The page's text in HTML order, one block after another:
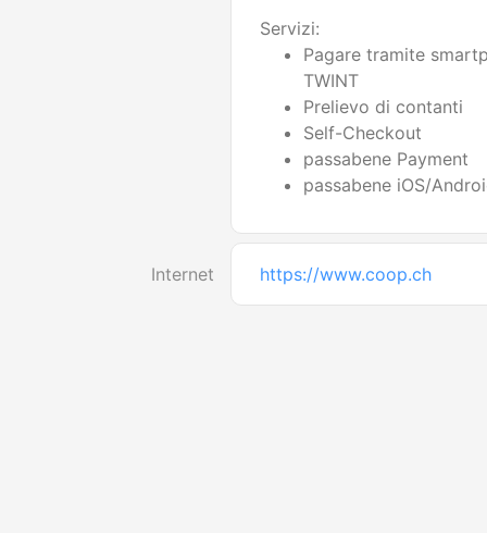
Servizi:
Pagare tramite
TWINT
Prelievo di contanti
Self-Checkout
passabene Payment
passabene iOS/
Internet https://www.coop.ch